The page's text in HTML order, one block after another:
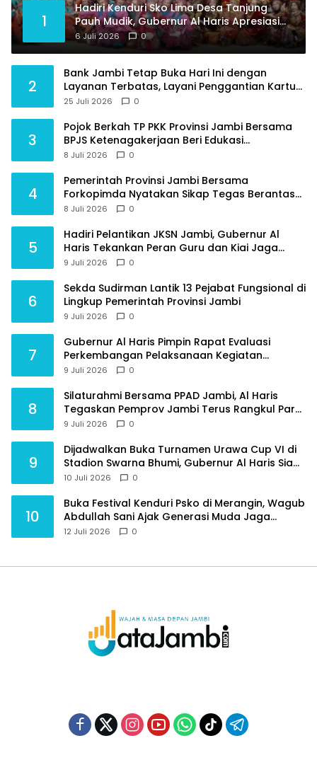
1
Hadiri Kenduri Sko Lima Desa Tanjung
Pauh Mudik, Gubernur Al Haris Apresiasi
Tradisi jadi Pemersatu dan Dorong
Perbaikan Sarana Desa
6 Juli 2026 0
2
Bank Jambi Tetap Buka Hari Ini dengan
Layanan Terbatas, Layani Penggantian Kartu
ATM dan Perubahan PIN
25 Juli 2026 0
3
Pojok Berkah TP PKK Provinsi Jambi Bersama
BPJS Ketenagakerjaan Beri Edukasi
Perlindungan Sosial bagi Masyarakat
8 Juli 2026 0
4
Pemerintah Provinsi Jambi Bersama
Forkopimda Nyatakan Sikap Tegas Berantas
Geng Motor
8 Juli 2026 0
5
Hadiri Pelantikan JKSN Jambi, Gubernur Al
Haris Tekankan Peran Guru dan Kiai Jaga
Moral Generasi Bangsa
9 Juli 2026 0
6
Sekda Sudirman Lantik 13 Pejabat Fungsional di
Lingkup Pemerintah Provinsi Jambi
9 Juli 2026 0
7
Gubernur Al Haris Pimpin Rapat Evaluasi
Perkembangan Pelaksanaan Kegiatan
Pembangunan Triwulan II TA 2026
9 Juli 2026 0
8
Silaturahmi Bersama PPAD Jambi, Al Haris
Tegaskan Pemprov Jambi Terus Rangkul Para
Purnawirawan
9 Juli 2026 0
9
Dijadwalkan Buka Turnamen Urawa Cup VI di
Stadion Swarna Bhumi, Gubernur Al Haris Siap
Berlaga Lawan Tim Urawa
10 Juli 2026 0
10
Buka Festival Kenduri Psko di Merangin, Wagub
Abdullah Sani Ajak Generasi Muda Jaga
Budaya dan Jauhi Narkoba
12 Juli 2026 0